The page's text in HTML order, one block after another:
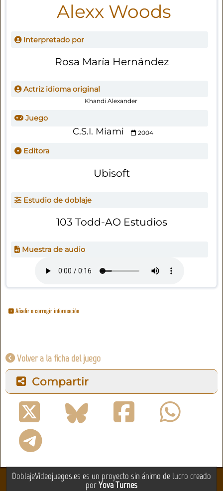
Alexx Woods
Interpretado por
Rosa María Hernández
Actriz idioma original
Khandi Alexander
Juego
C.S.I. Miami 2004
Editora
Ubisoft
Estudio de doblaje
103 Todd-AO Estudios
Muestra de audio
Añadir o corregir información
Volver a la ficha del juego
Compartir
DoblajeVideojuegos.es es un proyecto sin ánimo de lucro creado
porYova Turnes